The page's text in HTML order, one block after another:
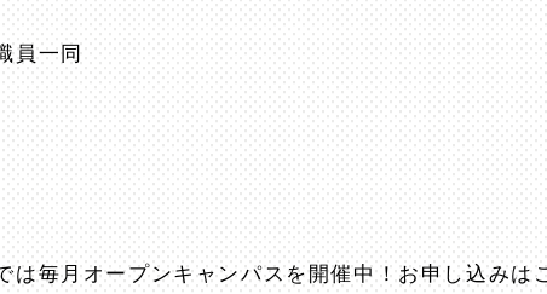
員一同
は毎月オープンキャンパスを開催中！お申し込みは